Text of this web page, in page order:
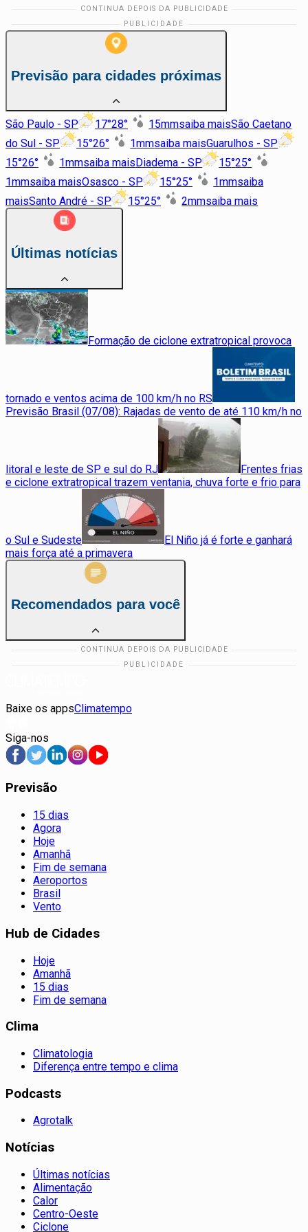
Previsão para cidades próximas
São Paulo - SP 17°28° 15mmsaiba maisSão Caetano
do Sul - SP
15°26° 1mmsaiba maisGuarulhos - SP
15°26° 1mmsaiba mais Diadema - SP 15°25°
1mmsaiba maisOsasco - SP 15°25° 1mmsaiba
maisSanto André - SP 15°25° 2mmsaiba mais
Últimas notícias
Formação de ciclone extratropical provoca
tornado e ventos acima de 100 km/h no RS
Previsão Brasil (07/08): Rajadas de vento de até 110 km/h no
litoral e leste de SP e sul do RJ
Frentes frias
e ciclone extratropical trazem ventania, chuva forte e frio para
o Sul e Sudeste
El Niño já é forte e ganhará
mais força até a primavera
Recomendados para você
Baixe os appsClimatempo
Siga-nos
Previsão
15 dias
Agora
Hoje
Amanhã
Fim de semana
Aeroportos
Brasil
Vento
Hub de Cidades
Hoje
Amanhã
15 dias
Fim de semana
Clima
Climatologia
Diferença entre tempo e clima
Podcasts
Agrotalk
Notícias
Últimas notícias
Alimentação
Calor
Centro-Oeste
Ciclone